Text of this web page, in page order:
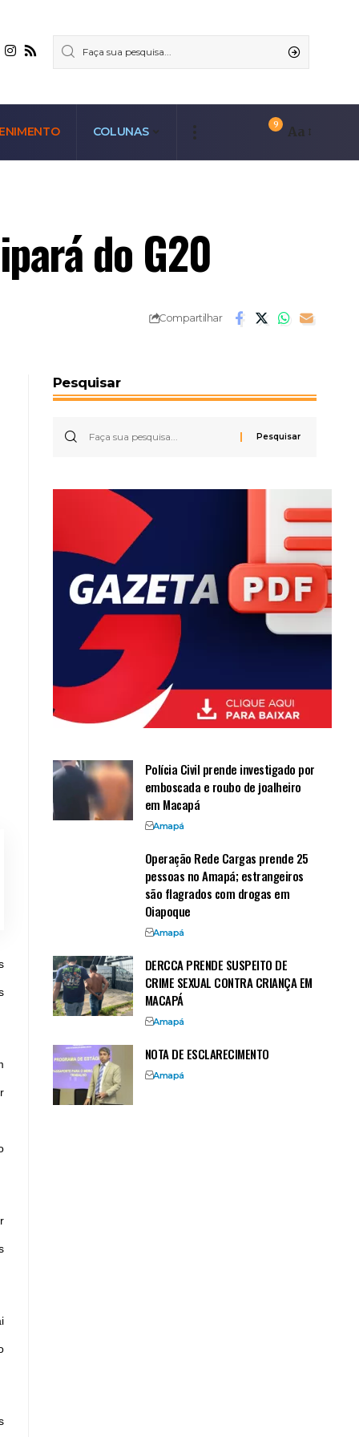
COLUNAS
9 Aa
do G20
Compartilhar
Pesquisar
Polícia Civil prende investigado por
emboscada e roubo de joalheiro
em Macapá
Amapá
Operação Rede Cargas prende 25
pessoas no Amapá; estrangeiros
são flagrados com drogas em
Oiapoque
Amapá
DERCCA PRENDE SUSPEITO DE
CRIME SEXUAL CONTRA CRIANÇA EM
MACAPÁ
Amapá
NOTA DE ESCLARECIMENTO
Amapá